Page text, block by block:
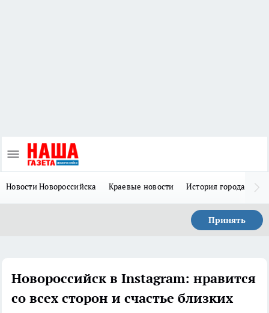
Новости Новороссийска Краевые новости История города Н
Принять
Новороссийск в Instagram: нравится
со всех сторон и счастье близких